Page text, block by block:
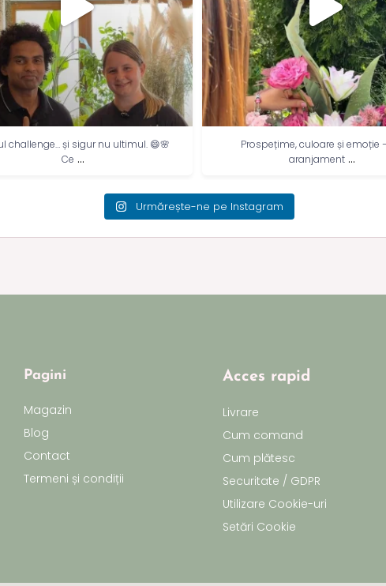
challenge… și sigur nu ultimul. 😄🌸
Ce ...
Prospețime, culoare și emoție
aranjament ...
Urmărește-ne pe Instagram
Pagini
Magazin
Blog
Contact
Termeni și condiții
Acces rapid
Livrare
Cum comand
Cum plătesc
Securitate / GDPR
Utilizare Cookie-uri
Setări Cookie